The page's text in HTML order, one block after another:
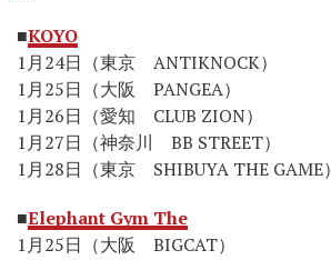
■KOYO
1月24日（東京 ANTIKNOCK）
1月25日（大阪 PANGEA）
1月26日（愛知 CLUB ZION）
1月27日（神奈川 BB STREET）
1月28日（東京 SHIBUYA THE GAME）
■Elephant Gym The
1月25日（大阪 BIGCAT）